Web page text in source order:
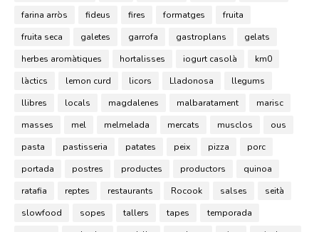
farina arròs
fideus fires formatges
fruita
fruita seca
galetes garrofa gastroplans
gelats
herbes aromàtiques
hortalisses iogurt casolà
km0
làctics
lemon curd licors Lladonosa
llegums
llibres
locals magdalenes malbaratament
marisc
masses
mel melmelada mercats musclos
ous
pasta
pastisseria patates peix pizza
porc
portada
postres productes productors
quinoa
ratafia
reptes restaurants Rocook salses
seità
slowfood
sopes tallers tapes
temporada